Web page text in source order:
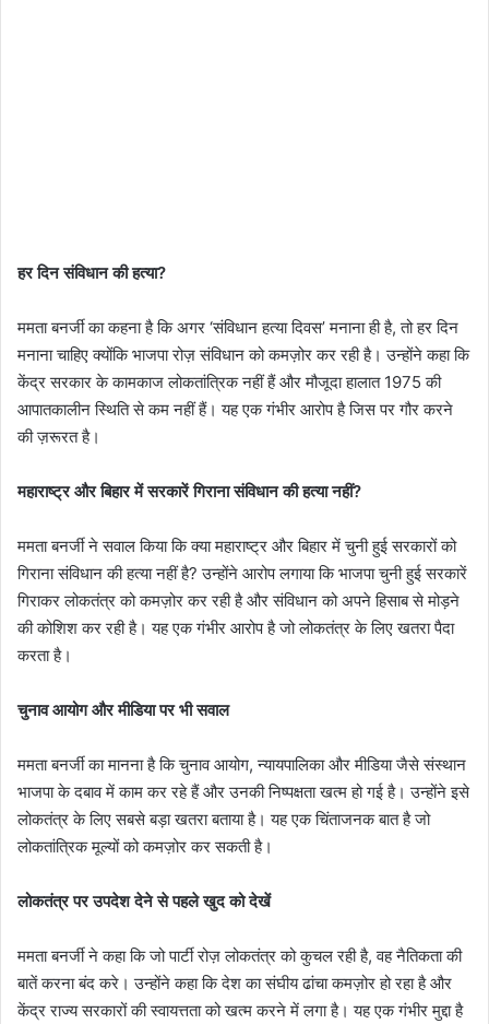
हर दिन संविधान की हत्या?
ममता बनर्जी का कहना है कि अगर ‘संविधान हत्या दिवस’ मनाना ही है, तो हर दिन
मनाना चाहिए क्योंकि भाजपा रोज़ संविधान को कमज़ोर कर रही है। उन्होंने कहा कि
केंद्र सरकार के कामकाज लोकतांत्रिक नहीं हैं और मौजूदा हालात 1975 की
आपातकालीन स्थिति से कम नहीं हैं। यह एक गंभीर आरोप है जिस पर गौर करने
की ज़रूरत है।
महाराष्ट्र और बिहार में सरकारें गिराना संविधान की हत्या नहीं?
ममता बनर्जी ने सवाल किया कि क्या महाराष्ट्र और बिहार में चुनी हुई सरकारों को
गिराना संविधान की हत्या नहीं है? उन्होंने आरोप लगाया कि भाजपा चुनी हुई सरकारें
गिराकर लोकतंत्र को कमज़ोर कर रही है और संविधान को अपने हिसाब से मोड़ने
की कोशिश कर रही है। यह एक गंभीर आरोप है जो लोकतंत्र के लिए खतरा पैदा
करता है।
चुनाव आयोग और मीडिया पर भी सवाल
ममता बनर्जी का मानना है कि चुनाव आयोग, न्यायपालिका और मीडिया जैसे संस्थान
भाजपा के दबाव में काम कर रहे हैं और उनकी निष्पक्षता खत्म हो गई है। उन्होंने इसे
लोकतंत्र के लिए सबसे बड़ा खतरा बताया है। यह एक चिंताजनक बात है जो
लोकतांत्रिक मूल्यों को कमज़ोर कर सकती है।
लोकतंत्र पर उपदेश देने से पहले खुद को देखें
ममता बनर्जी ने कहा कि जो पार्टी रोज़ लोकतंत्र को कुचल रही है, वह नैतिकता की
बातें करना बंद करे। उन्होंने कहा कि देश का संघीय ढांचा कमज़ोर हो रहा है और
केंद्र राज्य सरकारों की स्वायत्तता को खत्म करने में लगा है। यह एक गंभीर मुद्दा है